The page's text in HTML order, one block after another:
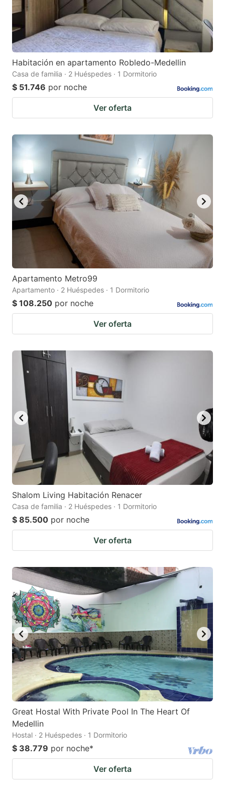
Habitación en apartamento Robledo-Medellin
Casa de familia · 2 Huéspedes · 1 Dormitorio
$ 51.746 por noche
Ver oferta
Apartamento Metro99
Apartamento · 2 Huéspedes · 1 Dormitorio
$ 108.250 por noche
Ver oferta
Shalom Living Habitación Renacer
Casa de familia · 2 Huéspedes · 1 Dormitorio
$ 85.500 por noche
Ver oferta
Great Hostal With Private Pool In The Heart Of
Medellin
Hostal · 2 Huéspedes · 1 Dormitorio
$ 38.779 por noche*
Ver oferta